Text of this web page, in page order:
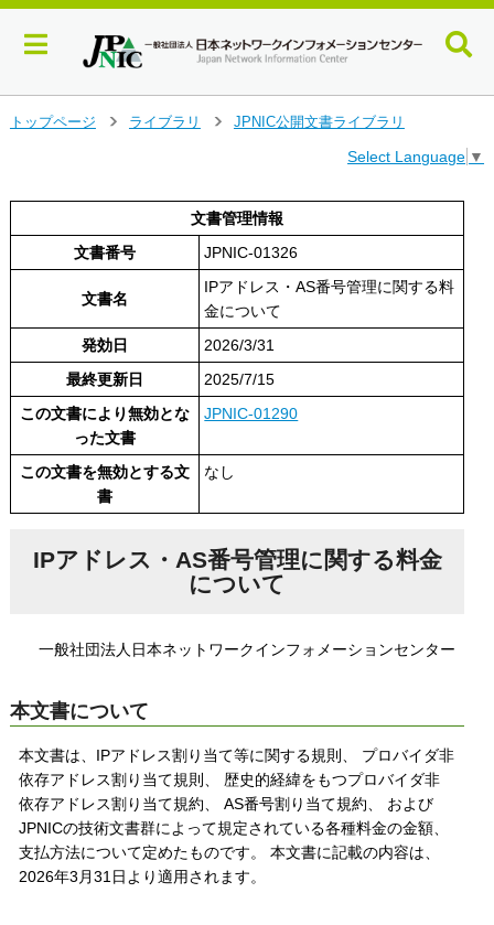
ツ
ン
トップページ
ライブラリ
JPNIC公開文書ライブラリ
Select Language ▼
文書管理情報
文書番号
JPNIC-01326
文書名
IPアドレス・AS番号管理に関する料
金について
発効日
2026/3/31
最終更新日
2025/7/15
この文書により無効とな
った文書
JPNIC-01290
この文書を無効とする文
書
なし
IPアドレス・AS番号管理に関する料金
について
一般社団法人日本ネットワークインフォメーションセンター
本文書について
本文書は、IPアドレス割り当て等に関する規則、 プロバイダ非
依存アドレス割り当て規則、 歴史的経緯をもつプロバイダ非
依存アドレス割り当て規約、 AS番号割り当て規約、 および
JPNICの技術文書群によって規定されている各種料金の金額、
支払方法について定めたものです。 本文書に記載の内容は、
2026年3月31日より適用されます。